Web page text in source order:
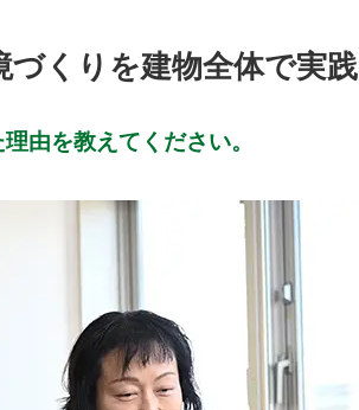
くりを建物全体で実践
由を教えてください。